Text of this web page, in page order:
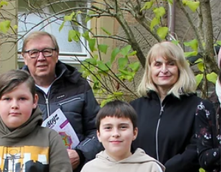
Vermarkter in Zukunft
zusammenarbeiten!